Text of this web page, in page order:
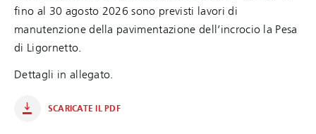
fino al 30 agosto 2026 sono previsti lavori di
manutenzione della pavimentazione dell’incrocio la Pesa
di Ligornetto.
Dettagli in allegato.
SCARICATE IL PDF